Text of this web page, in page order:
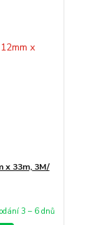
x 33m, 3M/
3 – 6 dnů